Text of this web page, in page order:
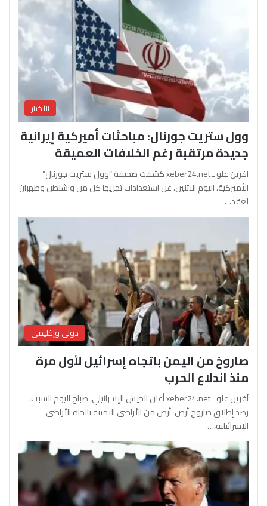
الأخبار
وول ستريت جورنال: مباحثات أميركية إيرانية
جديدة مرتقبة رغم الخلافات العميقة
آفرين علو ـ xeber24.net كشفت صحيفة “وول ستريت جورنال”
الأميركية، اليوم الاثنين، عن استعدادات تجريها كل من واشنطن وطهران
لعقد…
دولي وإقليمي
صاروخ من اليمن باتجاه إسرائيل لأول مرة
منذ اندلاع الحرب
آفرين علو ـ xeber24.net أعلن الجيش الإسرائيلي، صباح اليوم السبت،
رصد إطلاق صاروخ أرض-أرض من الأراضي اليمنية باتجاه الأراضي
الإسرائيلية،…